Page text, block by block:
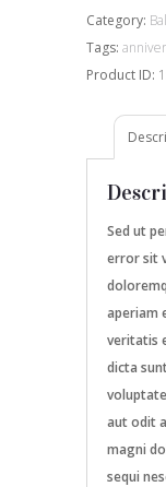
Category:
Tags:
Product ID:
Sed ut
error sit
aperiam
veritatis
dicta
aut odit
magni
sequi